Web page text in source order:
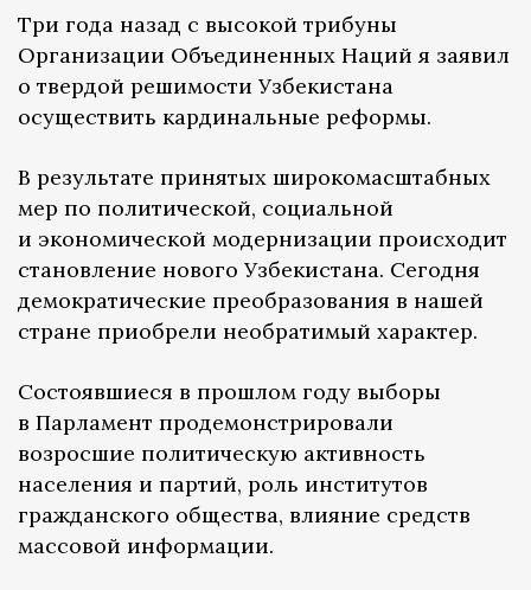
Три года назад с высокой трибуны
Организации Объединенных Наций я заявил
о твердой решимости Узбекистана
осуществить кардинальные реформы.
В результате принятых широкомасштабных
мер по политической, социальной
и экономической модернизации происходит
становление нового Узбекистана. Сегодня
демократические преобразования в нашей
стране приобрели необратимый характер.
Состоявшиеся в прошлом году выборы
в Парламент продемонстрировали
возросшие политическую активность
населения и партий, роль институтов
гражданского общества, влияние средств
массовой информации.